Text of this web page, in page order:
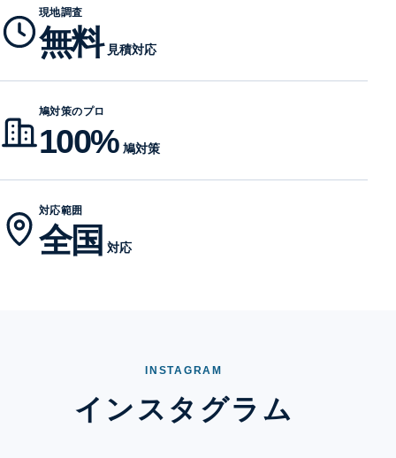
現地調査
無料 見積対応
鳩対策のプロ
100% 鳩対策
対応範囲
全国 対応
INSTAGRAM
インスタグラム